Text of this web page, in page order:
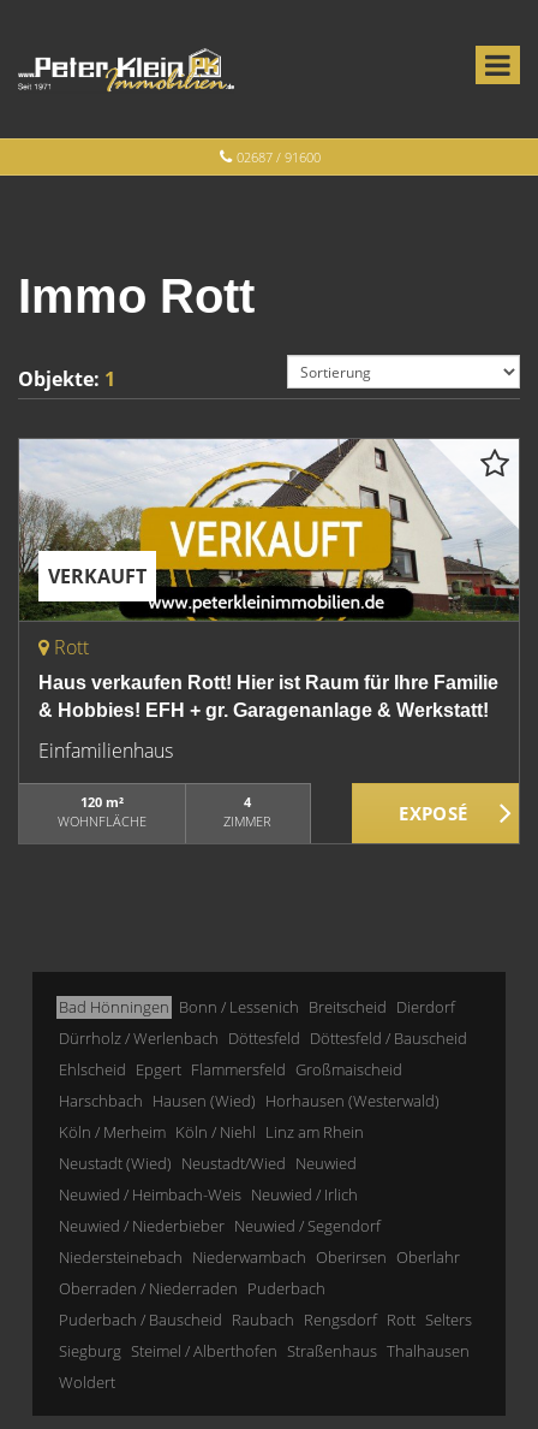
02687 / 91600
Immo Rott
Objekte: 1
VERKAUFT
Rott
Haus verkaufen Rott! Hier ist Raum für Ihre Familie
& Hobbies! EFH + gr. Garagenanlage & Werkstatt!
Einfamilienhaus
120 m²
WOHNFLÄCHE
4
ZIMMER
Bad Hönningen Bonn / Lessenich Breitscheid Dierdorf
Dürrholz / Werlenbach Döttesfeld Döttesfeld / Bauscheid
Ehlscheid Epgert Flammersfeld Großmaischeid
Harschbach Hausen (Wied) Horhausen (Westerwald)
Köln / Merheim Köln / Niehl Linz am Rhein
Neustadt (Wied) Neustadt/Wied Neuwied
Neuwied / Heimbach-Weis Neuwied / Irlich
Neuwied / Niederbieber Neuwied / Segendorf
Niedersteinebach Niederwambach Oberirsen Oberlahr
Oberraden / Niederraden Puderbach
Puderbach / Bauscheid Raubach Rengsdorf Rott Selters
Siegburg Steimel / Alberthofen Straßenhaus Thalhausen
Woldert